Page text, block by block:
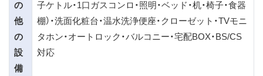
の
他
の
設
備
子ケトル・1口ガスコンロ・照明・ベッド・机・椅子・食器
棚）・洗面化粧台・温水洗浄便座・クローゼット・TVモニ
タホン・オートロック・バルコニー・宅配BOX・BS/CS
対応